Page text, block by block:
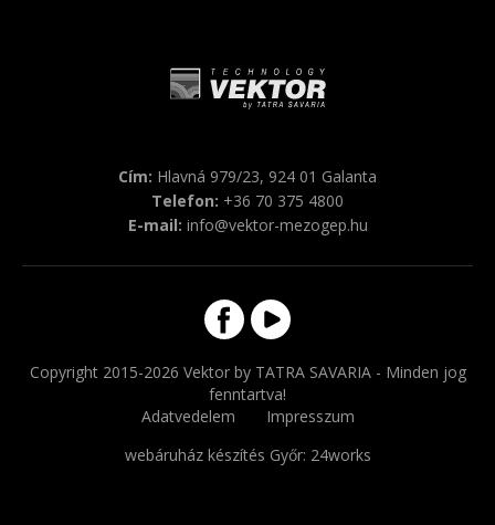
Cím: Hlavná 979/23, 924 01 Galanta
Telefon: +36 70 375 4800
E-mail: info@vektor-mezogep.hu
Copyright 2015-2026 Vektor by TATRA SAVARIA - Minden jog
fenntartva!
Adatvedelem
Impresszum
webáruház készítés Győr: 24works